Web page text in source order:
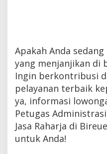
Apakah Anda
yang menjanjikan di
Ingin berkontribusi
pelayanan terbaik
ya, informasi
Petugas
Jasa Raharja di
untuk Anda!